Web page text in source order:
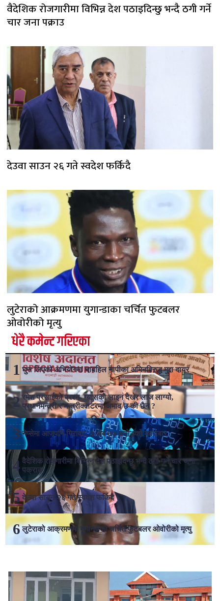
वैदेशिक रोजगारीमा विभिन्न देश पठाइदिन्छु भन्दै ठगी गर्ने
चार जना पक्राउ
देउवा साउन २६ गते स्वदेश फर्किदै
लुटेराको आक्रमणमा युगान्डाका चर्चित फुटबलर
ओवोरीको मृत्यु
धेरै कमेन्ट गरिएका
घुस लिएको अभियोगमा चाबहिल नापीका अमिनविरुद्ध मुद्दा दायर
रमेश प्रसाईको प्रश्न- ग्यासको लाइन देखेर लाज लाग्यो,
प्रधानमन्त्री र मन्त्रीक्वाटरमा अभाव छ की छैन ?
नेप्सेमा आजपनि गिरावट, ३ अर्ब ७७ करोडको कारोबार
वैदेशिक रोजगारीमा विभिन्न देश पठाइदिन्छु भन्दै ठगी गर्ने चार जना
पक्राउ
देउवा साउन २६ गते स्वदेश फर्किदै
लुटेराको आक्रमणमा युगान्डाका चर्चित फुटबलर ओवोरीको मृत्यु